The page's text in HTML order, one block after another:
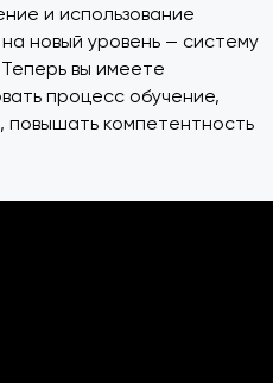
и использование
новый уровень — систему
вы имеете
процесс обучение,
повышать компетентность